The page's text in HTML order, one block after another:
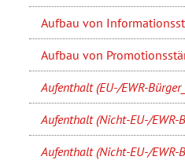
Aufbau von
Aufbau von
Aufenthalt (EU-/EWR-
Aufenthalt (Nicht-EU-/EWR-
Aufenthalt (Nicht-EU-/EWR-